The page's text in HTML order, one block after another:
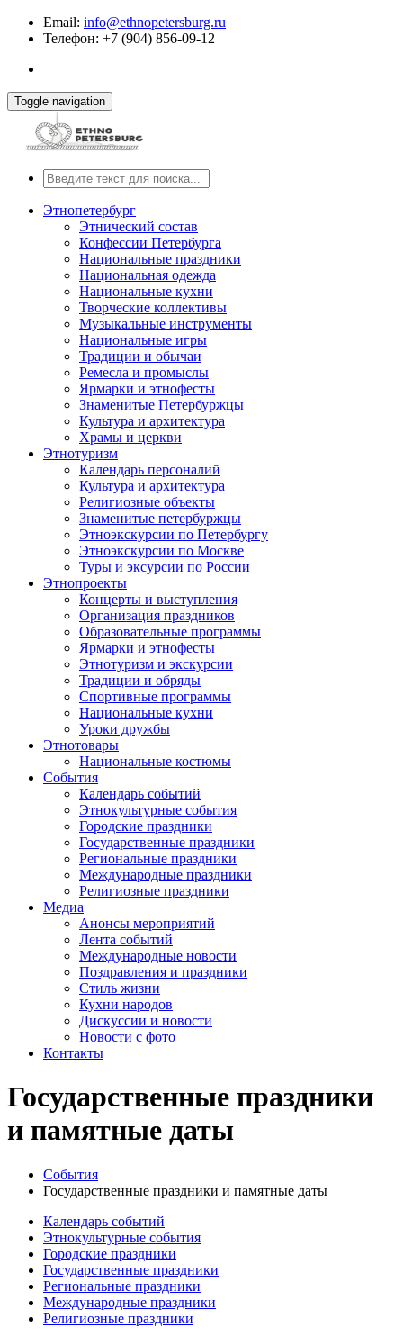
Email: info@ethnopetersburg.ru
Телефон: +7 (904) 856-09-12
Toggle navigation
Этнопетербург
Этнический состав
Конфессии Петербурга
Национальные праздники
Национальная одежда
Национальные кухни
Творческие коллективы
Музыкальные инструменты
Национальные игры
Традиции и обычаи
Ремесла и промыслы
Ярмарки и этнофесты
Знаменитые Петербуржцы
Культура и архитектура
Храмы и церкви
Этнотуризм
Календарь персоналий
Культура и архитектура
Религиозные объекты
Знаменитые петербуржцы
Этноэкскурсии по Петербургу
Этноэкскурсии по Москве
Туры и эксурсии по России
Этнопроекты
Концерты и выступления
Организация праздников
Образовательные программы
Ярмарки и этнофесты
Этнотуризм и экскурсии
Традиции и обряды
Спортивные программы
Национальные кухни
Уроки дружбы
Этнотовары
Национальные костюмы
События
Календарь событий
Этнокультурные события
Городские праздники
Государственные праздники
Региональные праздники
Международные праздники
Религиозные праздники
Медиа
Анонсы мероприятий
Лента событий
Международные новости
Поздравления и праздники
Cтиль жизни
Кухни народов
Дискуссии и новости
Новости с фото
Контакты
Государственные праздники
и памятные даты
События
Государственные праздники и памятные даты
Календарь событий
Этнокультурные события
Городские праздники
Государственные праздники
Региональные праздники
Международные праздники
Религиозные праздники